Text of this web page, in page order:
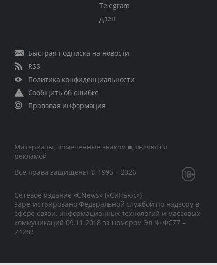
Telegram
Дзен
Быстрая подписка на новости
RSS
Политика конфиденциальности
Сообщить об ошибке
Правовая информация
Материалы, помеченные знаком ■, являются
рекламой
Все права защищены © 1995 – 2026
Сетевое издание «CNews» («СиНьюс»)
зарегистрировано Федеральной службой по надзору в
сфере связи, информационных технологий и массовых
коммуникаций 09.11.2018 за номером Эл № ФС77 –
74283